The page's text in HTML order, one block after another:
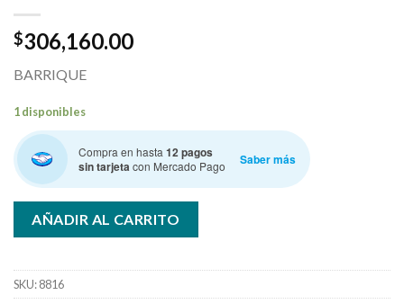
$306,160.00
BARRIQUE
1 disponibles
Compra en hasta 12 pagos
sin tarjetacon Mercado Pago Saber más
AÑADIR AL CARRITO
SKU:8816